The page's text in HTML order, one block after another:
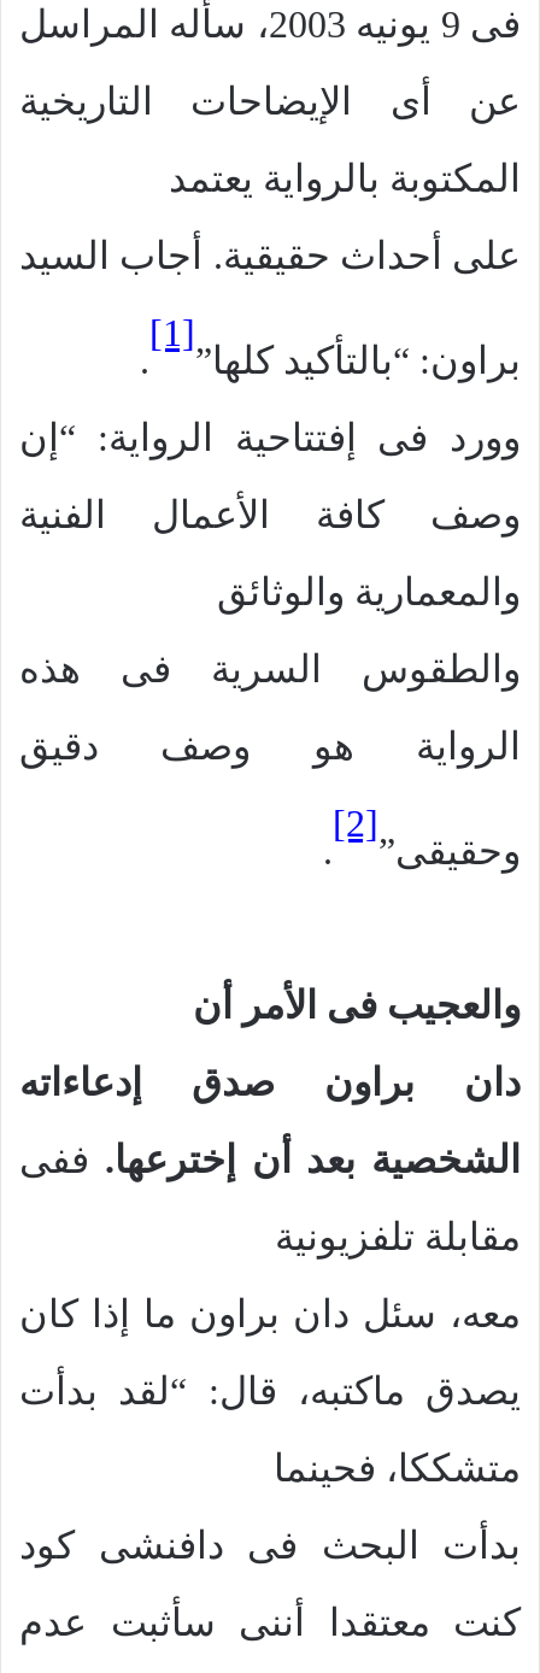
فى 9 يونيه 2003، سأله المراسل
عن أى الإيضاحات التاريخية
المكتوبة بالرواية يعتمد
على أحداث حقيقية. أجاب السيد
براون: “بالتأكيد كلها”
[1]
.
وورد فى إفتتاحية الرواية: “إن
وصف كافة الأعمال الفنية
والمعمارية والوثائق
والطقوس السرية فى هذه
الرواية هو وصف دقيق
وحقيقى”
[2]
.
والعجيب فى الأمر أن
دان براون صدق إدعاءاته
الشخصية بعد أن إخترعها. ففى
مقابلة تلفزيونية
معه، سئل دان براون ما إذا كان
يصدق ماكتبه، قال: “لقد بدأت
متشككا، فحينما
بدأت البحث فى دافنشى كود
كنت معتقدا أننى سأثبت عدم